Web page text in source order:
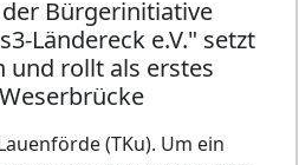
Bürgerinitiative
Ländereck e.V." setzt
und rollt als erstes
(TKu). Um ein